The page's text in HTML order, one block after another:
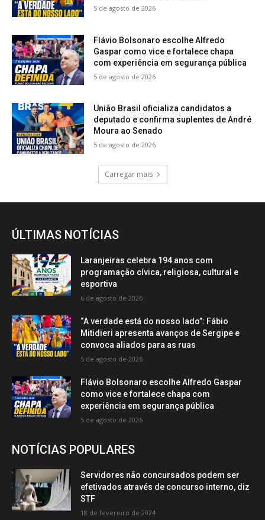
5 de agosto de 2026
Flávio Bolsonaro escolhe Alfredo
Gaspar como vice e fortalece chapa
com experiência em segurança pública
5 de agosto de 2026
União Brasil oficializa candidatos a
deputado e confirma suplentes de André
Moura ao Senado
5 de agosto de 2026
Carregar mais
ÚLTIMAS NOTÍCIAS
Laranjeiras celebra 194 anos com
programação cívica, religiosa, cultural e
esportiva
6 de agosto de 2026
“A verdade está do nosso lado”: Fábio
Mitidieri apresenta avanços de Sergipe e
convoca aliados para as ruas
5 de agosto de 2026
Flávio Bolsonaro escolhe Alfredo Gaspar
como vice e fortalece chapa com
experiência em segurança pública
5 de agosto de 2026
NOTÍCIAS POPULARES
Servidores não concursados podem ser
efetivados através de concurso interno, diz
STF
18 de fevereiro de 2024